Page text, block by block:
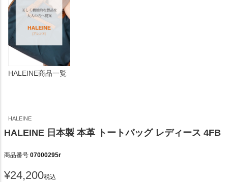
HALEINE商品一覧
HALEINE
HALEINE 日本製 本革 トートバッグ レディース 4FB
商品番号 07000295r
¥24,200税込